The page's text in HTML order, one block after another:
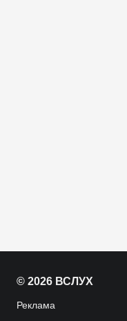
© 2026 ВСЛУХ
Реклама